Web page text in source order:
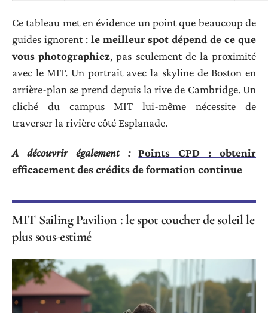
Ce tableau met en évidence un point que beaucoup de
guides ignorent : le meilleur spot dépend de ce que
vous photographiez, pas seulement de la proximité
avec le MIT. Un portrait avec la skyline de Boston en
arrière-plan se prend depuis la rive de Cambridge. Un
cliché du campus MIT lui-même nécessite de
traverser la rivière côté Esplanade.
A découvrir également :
Points CPD : obtenir
efficacement des crédits de formation continue
MIT Sailing Pavilion : le spot coucher de soleil le
plus sous-estimé